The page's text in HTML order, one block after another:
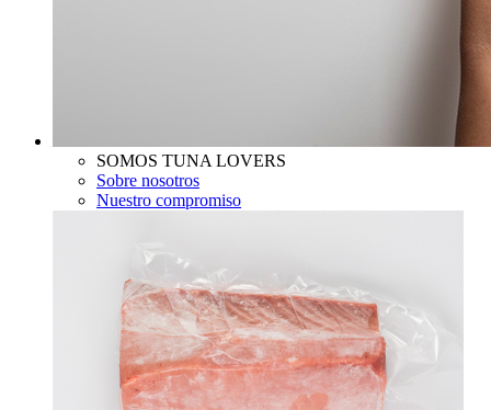
SOMOS TUNA LOVERS
Sobre nosotros
Nuestro compromiso